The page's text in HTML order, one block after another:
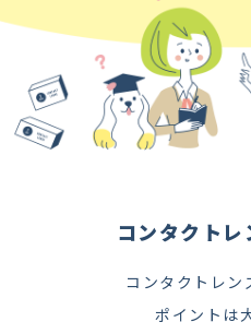
コンタクト
コンタクトレン
ポイントは